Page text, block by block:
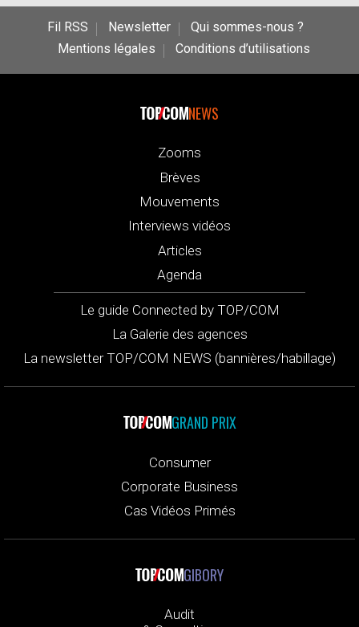
Fil RSS Newsletter
Qui sommes-nous ?
Mentions légales
Conditions d’utilisations
NEWS
Zooms
Brèves
Mouvements
Interviews vidéos
Articles
Agenda
Le guide Connected by TOP/COM
La Galerie des agences
La newsletter TOP/COM NEWS (bannières/habillage)
GRAND PRIX
Consumer
Corporate Business
Cas Vidéos Primés
GIBORY
Audit